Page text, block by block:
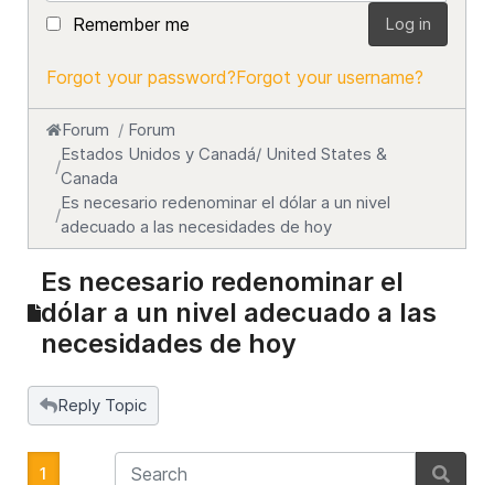
Remember me Log in
Forgot your password?Forgot your username?
Forum
Forum
Estados Unidos y Canadá/ United States &
Canada
Es necesario redenominar el dólar a un nivel
adecuado a las necesidades de hoy
Es necesario redenominar el
dólar a un nivel adecuado a las
necesidades de hoy
Reply Topic
1